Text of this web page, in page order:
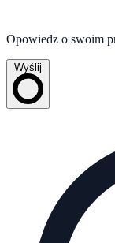
Opowiedz o swoim
Wyślij